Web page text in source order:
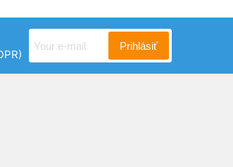
Prihlásiť